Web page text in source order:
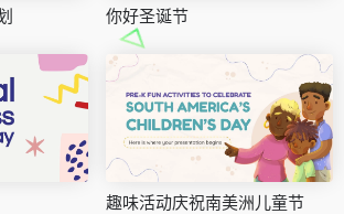
你好圣诞节
趣味活动庆祝南美洲儿童节